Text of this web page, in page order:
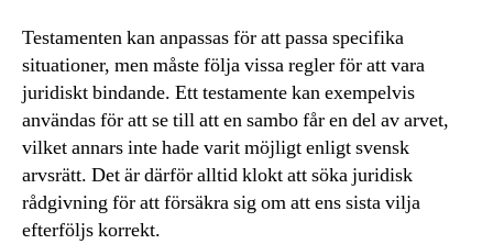
Testamenten kan anpassas för att passa specifika
situationer, men måste följa vissa regler för att vara
juridiskt bindande. Ett testamente kan exempelvis
användas för att se till att en sambo får en del av arvet,
vilket annars inte hade varit möjligt enligt svensk
arvsrätt. Det är därför alltid klokt att söka juridisk
rådgivning för att försäkra sig om att ens sista vilja
efterföljs korrekt.